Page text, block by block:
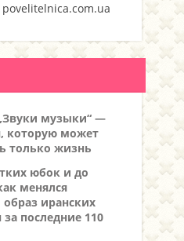
музыки“ —
которую может
только жизнь
юбок и до
менялся
иранских
последние 110